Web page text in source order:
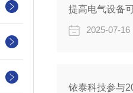
提高电气设备
2025-07-16
铱泰科技参与